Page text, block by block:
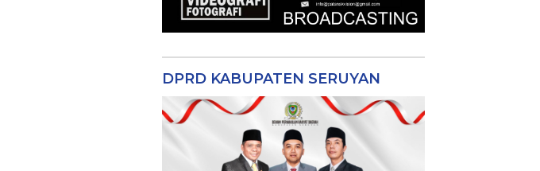
DPRD KABUPATEN SERUYAN